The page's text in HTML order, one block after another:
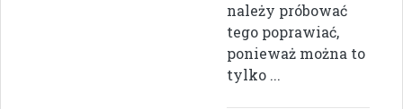
należy próbować
tego poprawiać,
ponieważ można to
tylko ...